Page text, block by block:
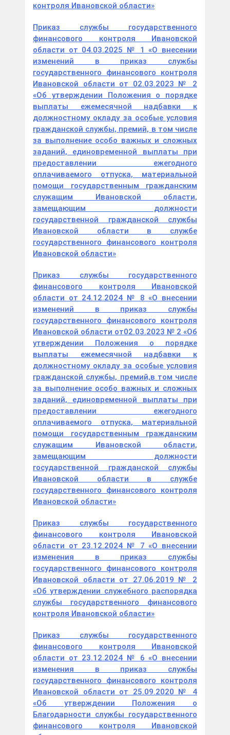
контроля Ивановской области»
Приказ службы государственного
финансового контроля Ивановской
области от 04.03.2025 № 1 «О внесении
изменений в приказ службы
государственного финансового контроля
Ивановской области от 02.03.2023 № 2
«Об утверждении Положения о порядке
выплаты ежемесячной надбавки к
должностному окладу за особые условия
гражданской службы, премий, в том числе
за выполнение особо важных и сложных
заданий, единовременной выплаты при
предоставлении ежегодного
оплачиваемого отпуска, материальной
помощи государственным гражданским
служащим Ивановской области,
замещающим должности
государственной гражданской службы
Ивановской области в службе
государственного финансового контроля
Ивановской области»
Приказ службы государственного
финансового контроля Ивановской
области от 24.12.2024 № 8 «О внесении
изменений в приказ службы
государственного финансового контроля
Ивановской области от02.03.2023 № 2 «Об
утверждении Положения о порядке
выплаты ежемесячной надбавки к
должностному окладу за особые условия
гражданской службы, премий,в том числе
за выполнение особо важных и сложных
заданий, единовременной выплаты при
предоставлении ежегодного
оплачиваемого отпуска, материальной
помощи государственным гражданским
служащим Ивановской области,
замещающим должности
государственной гражданской службы
Ивановской области в службе
государственного финансового контроля
Ивановской области»
Приказ службы государственного
финансового контроля Ивановской
области от 23.12.2024 № 7 «О внесении
изменения в приказ службы
государственного финансового контроля
Ивановской области от 27.06.2019 № 2
«Об утверждении служебного распорядка
службы государственного финансового
контроля Ивановской области»
Приказ службы государственного
финансового контроля Ивановской
области от 23.12.2024 № 6 «О внесении
изменения в приказ службы
государственного финансового контроля
Ивановской области от 25.09.2020 № 4
«Об утверждении Положения о
Благодарности службы государственного
финансового контроля Ивановской